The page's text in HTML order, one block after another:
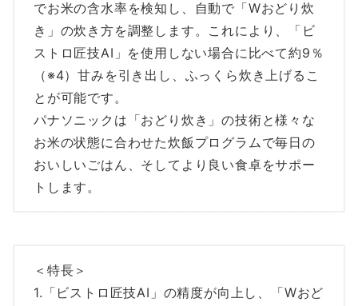
でお米の含水率を検知し、自動で「Wおどり炊
き」の炊き方を調整します。これにより、「ビ
ストロ匠技AI」を使用しない場合に比べて約9％
（※4）甘みを引き出し、ふっくら炊き上げるこ
とが可能です。
パナソニックは「おどり炊き」の技術と様々な
お米の状態に合わせた炊飯プログラムで毎日の
おいしいごはん、そしてより良い食卓をサポー
トします。
＜特長＞
1.「ビストロ匠技AI」の精度が向上し、「Wおど